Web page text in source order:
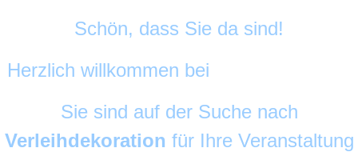
Schön, dass Sie da sind!
Herzlich willkommen bei
Sie sind auf der Suche nach
Verleihdekoration für Ihre Veranstaltung